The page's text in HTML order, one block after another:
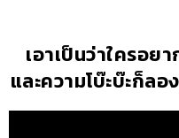
เอาเป็นว่าใครอย
และความโบ๊ะบ๊ะก็ล